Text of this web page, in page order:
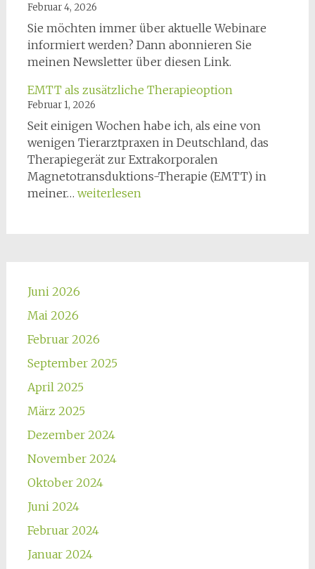
Februar 4, 2026
Sie möchten immer über aktuelle Webinare
informiert werden? Dann abonnieren Sie
meinen Newsletter über diesen Link.
EMTT als zusätzliche Therapieoption
Februar 1, 2026
Seit einigen Wochen habe ich, als eine von
wenigen Tierarztpraxen in Deutschland, das
Therapiegerät zur Extrakorporalen
Magnetotransduktions-Therapie (EMTT) in
meiner… EMTT
weiterlesen
Juni 2026
Mai 2026
Februar 2026
September 2025
April 2025
März 2025
Dezember 2024
November 2024
Oktober 2024
Juni 2024
Februar 2024
Januar 2024